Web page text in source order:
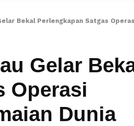
Perlengkapan Satgas Operasi
Gelar
Operasi
Dunia